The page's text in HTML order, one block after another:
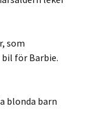
som
för Barbie.
blonda barn